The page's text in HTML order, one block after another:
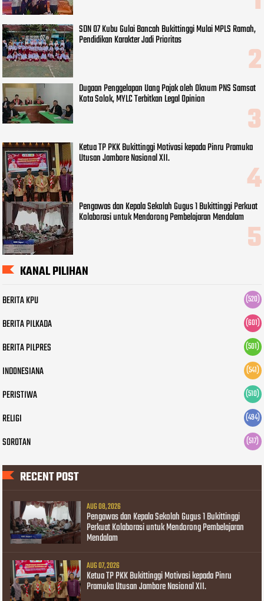
SDN 07 Kubu Gulai Bancah Bukittinggi Mulai MPLS Ramah,
Pendidikan Karakter Jadi Prioritas
Dugaan Penggelapan Uang Pajak oleh Oknum PNS Samsat
Kota Solok, MYLC Terbitkan Legal Opinion
Ketua TP PKK Bukittinggi Motivasi kepada Pinru Pramuka
Utusan Jambore Nasional XII.
Pengawas dan Kepala Sekolah Gugus 1 Bukittinggi Perkuat
Kolaborasi untuk Mendorong Pembelajaran Mendalam
KANAL PILIHAN
BERITA KPU (520)
BERITA PILKADA (601)
BERITA PILPRES (501)
INDONESIANA (541)
PERISTIWA (510)
RELIGI (494)
SOROTAN (517)
RECENT POST
AUG 08, 2026
Pengawas dan Kepala Sekolah Gugus 1 Bukittinggi
Perkuat Kolaborasi untuk Mendorong Pembelajaran
Mendalam
AUG 07, 2026
Ketua TP PKK Bukittinggi Motivasi kepada Pinru
Pramuka Utusan Jambore Nasional XII.